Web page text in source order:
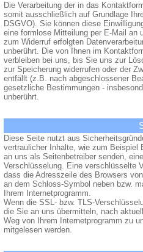
Die Verarbeitung der in das
somit ausschließlich auf Grundlage
DSGVO). Sie können diese
eine formlose Mitteilung per E-Mail an
zum Widerruf erfolgten
unberührt. Die von Ihnen im
verbleiben bei uns, bis Sie uns zur
zur Speicherung widerrufen oder der
entfällt (z.B. nach abgeschlossener
gesetzliche Bestimmungen -
unberührt.
Diese Seite nutzt aus
vertraulicher Inhalte, wie zum Beispiel
an uns als Seitenbetreiber senden,
Verschlüsselung. Eine verschlüsselte
dass die Adresszeile des Browsers
an dem Schloss-Symbol neben bzw.
Ihrem Internetprogramm.
Wenn die SSL- bzw. TLS-
die Sie an uns übermitteln, nach
Weg von Ihrem Internetprogramm zu
mitgelesen werden.